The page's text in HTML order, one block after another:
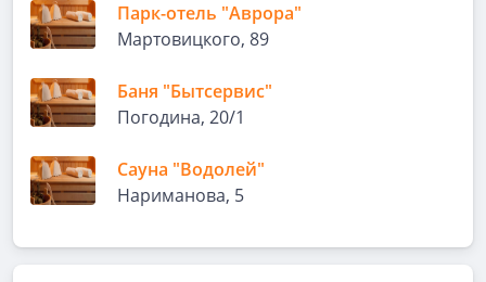
Парк-отель "Аврора"
Мартовицкого, 89
Баня "Бытсервис"
Погодина, 20/1
Сауна "Водолей"
Нариманова, 5